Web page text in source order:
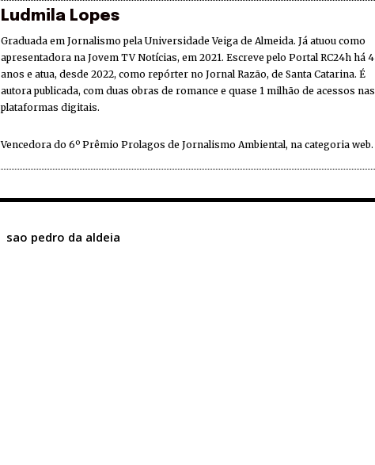
Ludmila Lopes
Graduada em Jornalismo pela Universidade Veiga de Almeida. Já atuou como
apresentadora na Jovem TV Notícias, em 2021. Escreve pelo Portal RC24h há 4
anos e atua, desde 2022, como repórter no Jornal Razão, de Santa Catarina. É
autora publicada, com duas obras de romance e quase 1 milhão de acessos nas
plataformas digitais.
Vencedora do 6º Prêmio Prolagos de Jornalismo Ambiental, na categoria web.
sao pedro da aldeia